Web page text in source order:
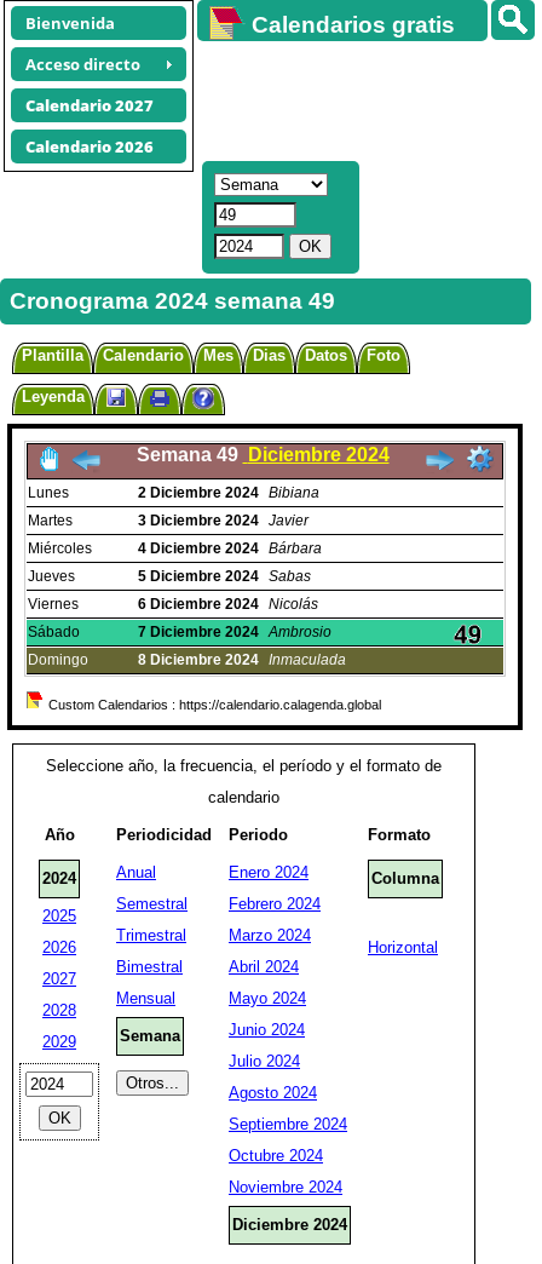
Bienvenida
Acceso directo
Calendario 2027
Calendario 2026
Calendarios gratis
Cronograma 2024 semana 49
Plantilla Calendario Mes Dias Datos Foto
Leyenda
Semana 49 Diciembre 2024
Lunes 2 Diciembre 2024 Bibiana
Martes
3 Diciembre 2024 Javier
Miércoles
4 Diciembre 2024 Bárbara
Jueves
5 Diciembre 2024 Sabas
Viernes
6 Diciembre 2024 Nicolás
Sábado
7 Diciembre 2024 Ambrosio
Domingo
8 Diciembre 2024 Inmaculada
Custom Calendarios : https://calendario.calagenda.global
Seleccione año, la frecuencia, el período y el formato de
calendario
Año
2024
2025
2026
2027
2028
2029
Periodicidad
Anual
Semestral
Trimestral
Bimestral
Mensual
Semana
Periodo
Enero 2024
Febrero 2024
Marzo 2024
Abril 2024
Mayo 2024
Junio 2024
Julio 2024
Agosto 2024
Septiembre 2024
Octubre 2024
Noviembre 2024
Diciembre 2024
Formato
Columna
Horizontal